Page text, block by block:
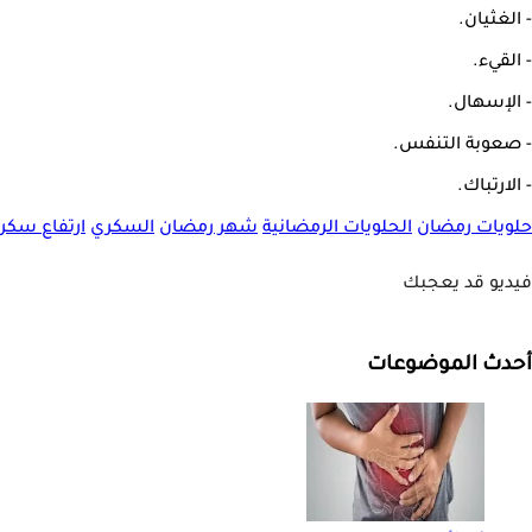
- الغثيان.
- القيء.
- الإسهال.
- صعوبة التنفس.
- الارتباك.
حلويات رمضان الحلويات الرمضانية شهر رمضان السكري ارتفاع
فيديو قد يعجبك
أحدث الموضوعات